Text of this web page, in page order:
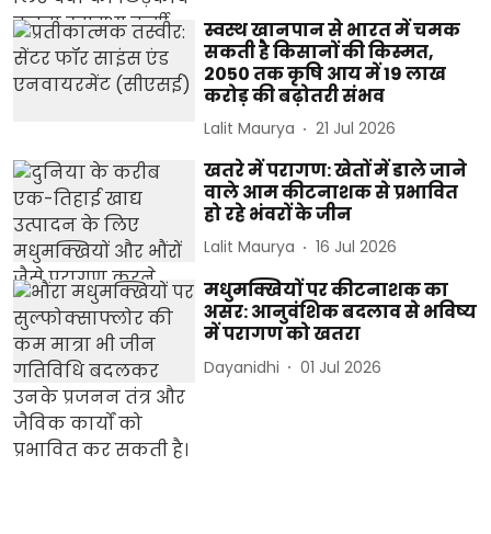
स्वस्थ खानपान से भारत में चमक
सकती है किसानों की किस्मत,
2050 तक कृषि आय में 19 लाख
करोड़ की बढ़ोतरी संभव
Lalit Maurya 21 Jul 2026
खतरे में परागण: खेतों में डाले जाने
वाले आम कीटनाशक से प्रभावित
हो रहे भंवरों के जीन
Lalit Maurya 16 Jul 2026
मधुमक्खियों पर कीटनाशक का
असर: आनुवंशिक बदलाव से भविष्य
में परागण को खतरा
Dayanidhi 01 Jul 2026